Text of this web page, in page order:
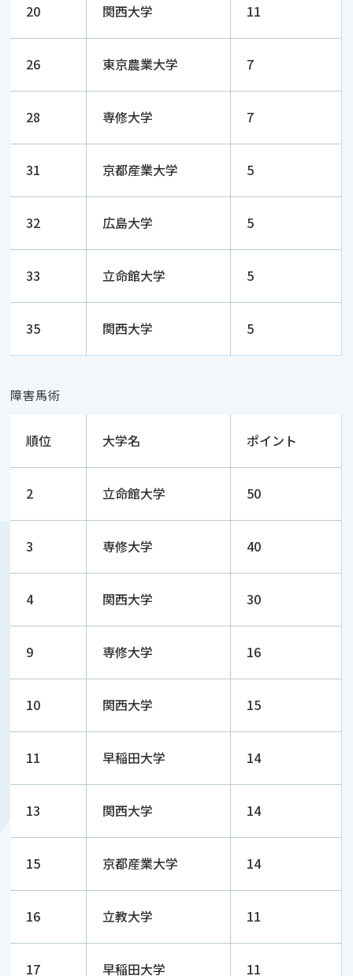
20 関西大学 11
26 東京農業大学 7
28 専修大学 7
31 京都産業大学 5
32 広島大学 5
33 立命館大学 5
35 関西大学 5
障害馬術
順位 大学名 ポイント
2 立命館大学 50
3 専修大学 40
4 関西大学 30
9 専修大学 16
10 関西大学 15
11 早稲田大学 14
13 関西大学 14
15 京都産業大学 14
16 立教大学 11
17 早稲田大学 11